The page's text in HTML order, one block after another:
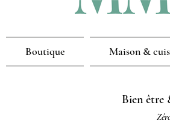
Boutique Maison &
Bien être